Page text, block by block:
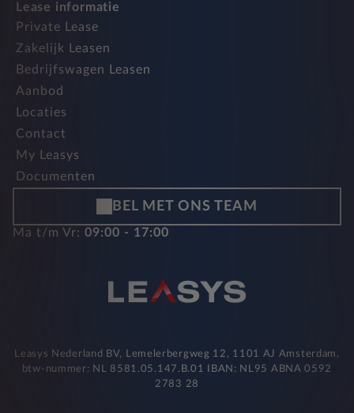
Lease informatie
Private Lease
Zakelijk Leasen
Bedrijfswagen Leasen
Aanbod
Locaties
Contact
My Leasys
Documenten
BEL MET ONS TEAM
Ma t/m Vr: 09:00 - 17:00
Leasys Nederland BV, Lemelerbergweg 12, 1101 AJ Amsterdam,
btw-nummer: NL 8581.05.147.B.01 IBAN: NL95 ABNA 0592
2783 28